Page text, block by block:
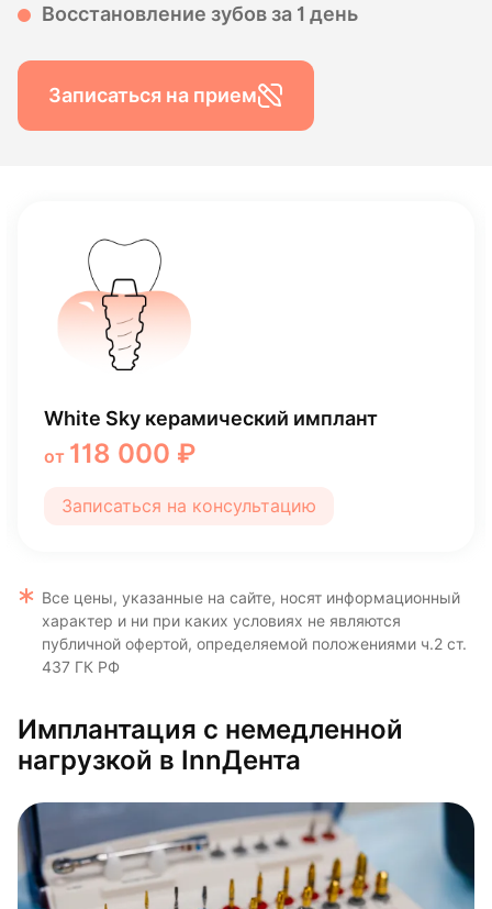
Восстановление зубов за 1 день
Записаться на прием
Имплантация Astra Tech (Швеция)
от 91 000 ₽
Записаться на консультацию
Все цены, указанные на сайте, носят информационный
характер и ни при каких условиях не являются
публичной офертой, определяемой положениями ч.2 ст.
437 ГК РФ
Имплантация с немедленной
нагрузкой в InnДента